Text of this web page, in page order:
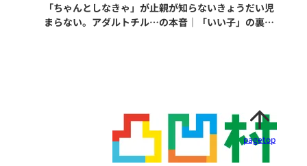
「ちゃんとしなきゃ」が止
まらない。アダルトチルド
親が知らないきょうだい児
の本音｜「いい子」の裏に
pagetop